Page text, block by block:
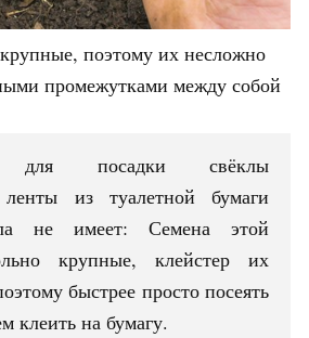
поэтому их несложно
промежутками между собой
для посадки свёклы
ленты из туалетной бумаги
не имеет: Семена этой
крупные, клейстер их
быстрее просто посеять
клеить на бумагу.